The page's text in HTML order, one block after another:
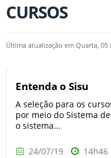
CURSOS
Última atualização em Quarta, 05
Entenda o Sisu
A seleção para os
por meio do Sistema
o sistema...
24/07/19 14h46